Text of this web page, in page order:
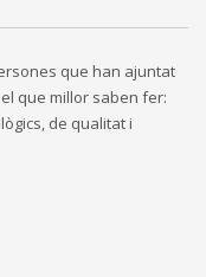
que han ajuntat
que millor saben fer:
de qualitat i